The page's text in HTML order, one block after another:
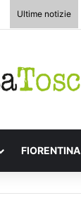
Ultime notizie
FIORENTINA